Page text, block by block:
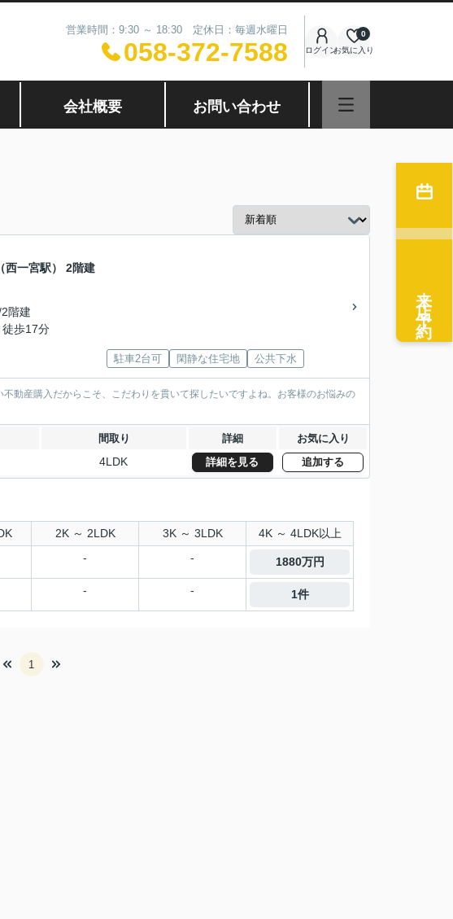
営業時間：9:30 ～ 18:30 定休日：毎週水曜日
058-372-7588 ログインお気に入り
0
会社概要 お問い合わせ
西一宮駅） 2階建
階建
徒歩17分
駐車2台可 閑静な住宅地 公共下水
動産購入だからこそ、こだわりを貫いて探したいですよね。お客様のお悩みの
間取り 詳細 お気に入り
4LDK 詳細を見る 追加する
2K ～ 2LDK 3K ～ 3LDK 4K ～ 4LDK以上
- - 1880万円
- - 1件
1
来店予約